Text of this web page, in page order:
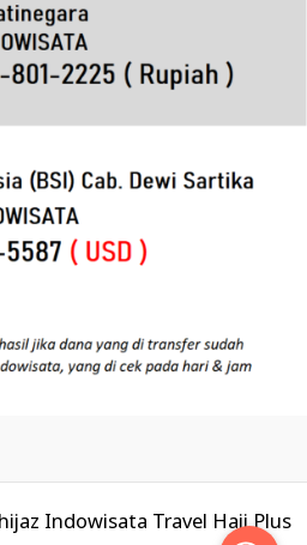
Indowisata Travel Haji Plus